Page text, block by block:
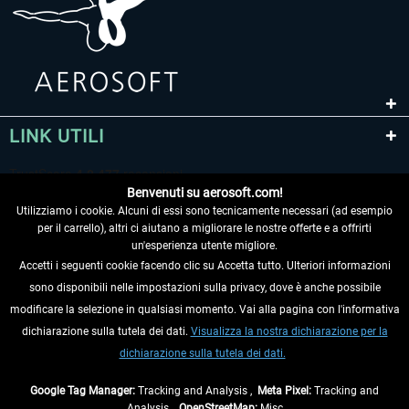
LINK UTILI
RECEDERE DAL CONTRATTO
INFORMAZIONI
Benvenuti su aerosoft.com!
Utilizziamo i cookie. Alcuni di essi sono tecnicamente necessari (ad esempio
per il carrello), altri ci aiutano a migliorare le nostre offerte e a offrirti
un'esperienza utente migliore.
Accetti i seguenti cookie facendo clic su Accetta tutto. Ulteriori informazioni
sono disponibili nelle impostazioni sulla privacy, dove è anche possibile
modificare la selezione in qualsiasi momento. Vai alla pagina con l'informativa
dichiarazione sulla tutela dei dati. Visualizza la nostra dichiarazione per la
dichiarazione sulla tutela dei dati.
Google Tag Manager: Tracking and Analysis , Meta Pixel: Tracking and